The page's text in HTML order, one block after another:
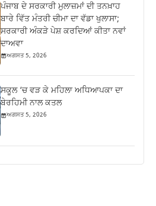
ਪੰਜਾਬ ਦੇ ਸਰਕਾਰੀ ਮੁਲਾਜ਼ਮਾਂ ਦੀ ਤਨਖ਼ਾਹ
ਬਾਰੇ ਵਿੱਤ ਮੰਤਰੀ ਚੀਮਾ ਦਾ ਵੱਡਾ ਖੁਲਾਸਾ;
ਸਰਕਾਰੀ ਅੰਕੜੇ ਪੇਸ਼ ਕਰਦਿਆਂ ਕੀਤਾ ਨਵਾਂ
ਦਾਅਵਾ
ਅਗਸਤ 5, 2026
ਸਕੂਲ ‘ਚ ਵੜ ਕੇ ਮਹਿਲਾ ਅਧਿਆਪਕਾ ਦਾ
ਬੇਰਹਿਮੀ ਨਾਲ ਕਤਲ
ਅਗਸਤ 5, 2026